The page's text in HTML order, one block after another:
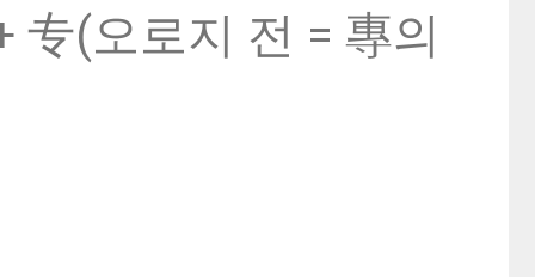
专(오로지 전 = 專의